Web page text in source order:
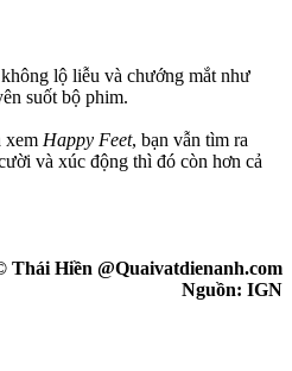
lộ liễu và chướng mắt như
suốt bộ phim.
xem Happy Feet, bạn vẫn tìm ra
và xúc động thì đó còn hơn cả
Thái Hiền @Quaivatdienanh.com
Nguồn: IGN